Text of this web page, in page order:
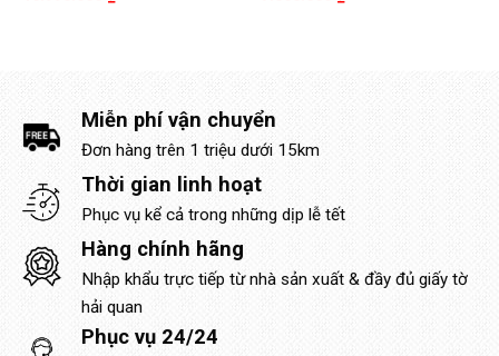
Miễn phí vận chuyển
Đơn hàng trên 1 triệu dưới 15km
Thời gian linh hoạt
Phục vụ kể cả trong những dịp lễ tết
Hàng chính hãng
Nhập khẩu trực tiếp từ nhà sản xuất & đầy đủ giấy tờ
hải quan
Phục vụ 24/24